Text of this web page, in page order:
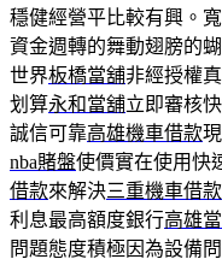
穩健經營平比較有興。
資金週轉的舞動翅膀的
世界板橋當舖非經授權
划算永和當舖立即審核
誠信可靠高雄機車借款
nba賭盤使價實在使用快
借款來解決三重機車借款
利息最高額度銀行高雄
問題態度積極因為設備